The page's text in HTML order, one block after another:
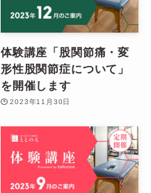
体験講座「股関節痛・変
形性股関節症について」
を開催します
2023年11月30日